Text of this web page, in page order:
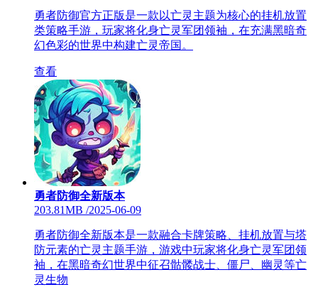
勇者防御官方正版是一款以亡灵主题为核心的挂机放置
类策略手游，玩家将化身亡灵军团领袖，在充满黑暗奇
幻色彩的世界中构建亡灵帝国。
查看
勇者防御全新版本
203.81MB /2025-06-09
勇者防御全新版本是一款融合卡牌策略、挂机放置与塔
防元素的亡灵主题手游，游戏中玩家将化身亡灵军团领
袖，在黑暗奇幻世界中征召骷髅战士、僵尸、幽灵等亡
灵生物